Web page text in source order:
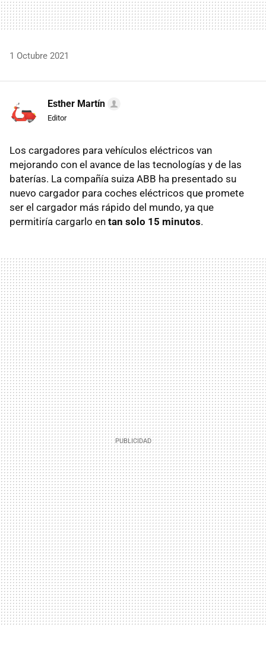
1 Octubre 2021
Esther Martín
Editor
Los cargadores para vehículos eléctricos van
mejorando con el avance de las tecnologías y de las
baterías. La compañía suiza ABB ha presentado su
nuevo cargador para coches eléctricos que promete
ser el cargador más rápido del mundo, ya que
permitiría cargarlo en tan solo 15 minutos.